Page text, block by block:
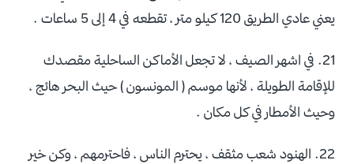
يعني عادي الطريق 120 كيلو متر ، تقطعه في 4 إلى 5 ساعات .
21. في اشهر الصيف ، لا تجعل الأماكن الساحلية مقصدك
للإقامة الطويلة ، لأنها موسم ( المونسون ) حيث البحر هائج ،
وحيث الأمطار في كل مكان .
22. الهنود شعب مثقف ، يحترم الناس ، فاحترمهم ، وكن خير